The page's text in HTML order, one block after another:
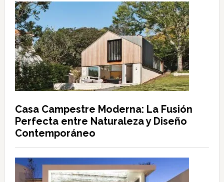
Casa Campestre Moderna: La Fusión
Perfecta entre Naturaleza y Diseño
Contemporáneo